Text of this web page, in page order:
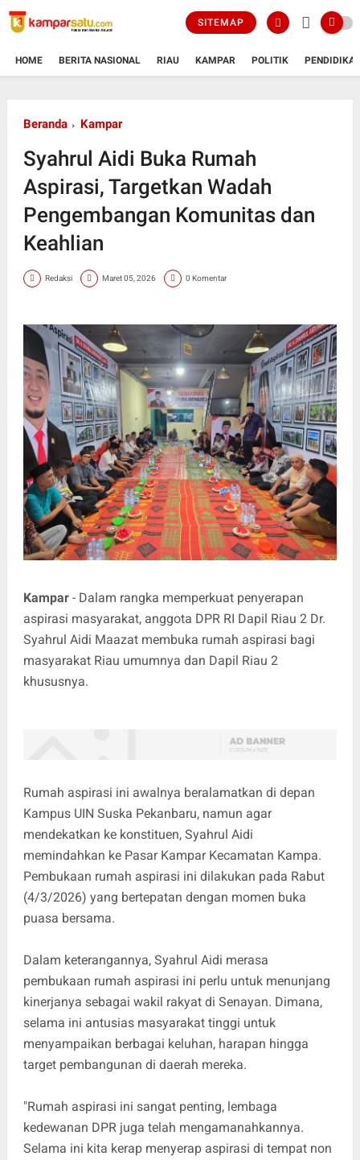
SITEMAP
HOME BERITA NASIONAL RIAU KAMPAR POLITIK
Beranda Kampar
Syahrul Aidi Buka Rumah
Aspirasi, Targetkan Wadah
Pengembangan Komunitas dan
Keahlian
Redaksi Maret 05, 2026 0 Komentar
Kampar- Dalam rangka memperkuat penyerapan
aspirasi masyarakat, anggota DPR RI Dapil Riau 2 Dr.
Syahrul Aidi Maazat membuka rumah aspirasi bagi
masyarakat Riau umumnya dan Dapil Riau 2
khususnya.
Rumah aspirasi ini awalnya beralamatkan di depan
Kampus UIN Suska Pekanbaru, namun agar
mendekatkan ke konstituen, Syahrul Aidi
memindahkan ke Pasar Kampar Kecamatan Kampa.
Pembukaan rumah aspirasi ini dilakukan pada Rabut
(4/3/2026) yang bertepatan dengan momen buka
puasa bersama.
Dalam keterangannya, Syahrul Aidi merasa
pembukaan rumah aspirasi ini perlu untuk menunjang
kinerjanya sebagai wakil rakyat di Senayan. Dimana,
selama ini antusias masyarakat tinggi untuk
menyampaikan berbagai keluhan, harapan hingga
target pembangunan di daerah mereka.
"Rumah aspirasi ini sangat penting, lembaga
kedewanan DPR juga telah mengamanahkannya.
Selama ini kita kerap menyerap aspirasi di tempat non